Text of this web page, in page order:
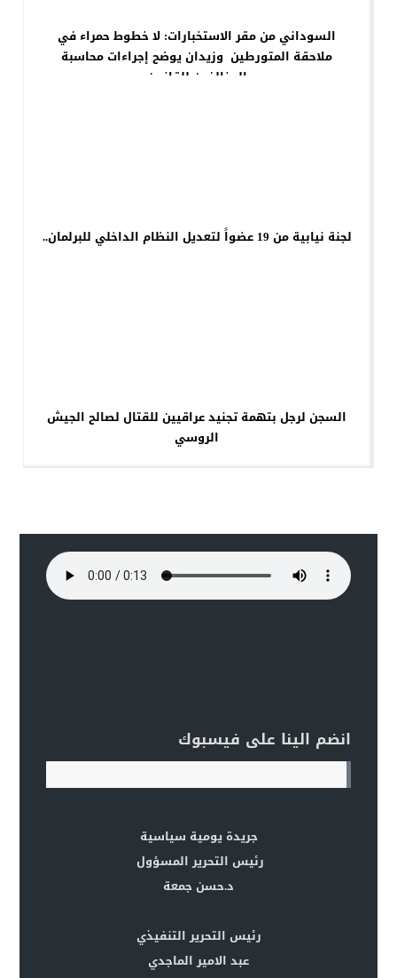
السوداني من مقر الاستخبارات: لا خطوط حمراء في
ملاحقة المتورطين وزيدان يوضح إجراءات محاسبة
المخالفين للقانون
لجنة نيابية من 19 عضواً لتعديل النظام الداخلي للبرلمان..
السجن لرجل بتهمة تجنيد عراقيين للقتال لصالح الجيش
الروسي
انضم الينا على فيسبوك
جريدة يومية سياسية
رئيس التحرير المسؤول
د.حسن جمعة
رئيس التحرير التنفيذي
عبد الامير الماجدي